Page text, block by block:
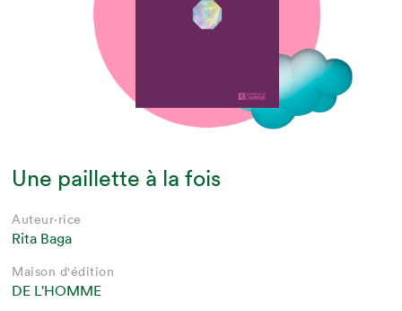
Une paillette à la fois
Auteur·rice
Rita Baga
Maison d'édition
DE L'HOMME